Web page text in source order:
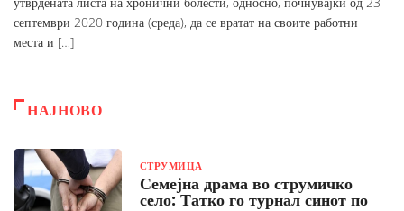
септември 2020 година (среда), да се вратат на своите работни
места и […]
НАЈНОВО
СТРУМИЦА
Семејна драма во струмичко
село: Татко го турнал синот по